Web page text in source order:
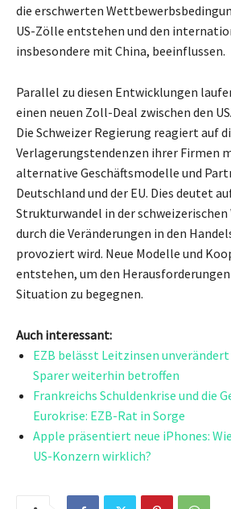
die erschwerten
US-Zölle entstehen und den
insbesondere mit China, beeinflussen.
Parallel zu diesen Entwicklungen
einen neuen Zoll-Deal zwischen den
Die Schweizer Regierung reagiert auf
Verlagerungstendenzen ihrer Firmen
alternative Geschäftsmodelle und
Deutschland und der EU. Dies deutet
Strukturwandel in der
durch die Veränderungen in den
provoziert wird. Neue Modelle und
entstehen, um den
Situation zu begegnen.
Auch interessant:
EZB belässt Leitzinsen
Sparer weiterhin betroffen
Frankreichs Schuldenkrise und die
Eurokrise: EZB-Rat in Sorge
Apple präsentiert neue iPhones:
US-Konzern wirklich?